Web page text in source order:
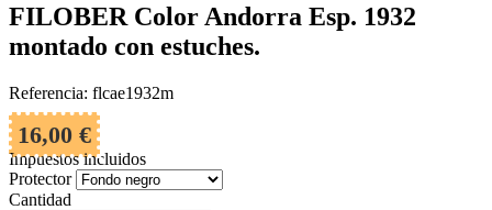
FILOBER Color Andorra Esp. 1932
montado con estuches.
Referencia: flcae1932m
16,00 €
Impuestos incluidos
Protector
Cantidad